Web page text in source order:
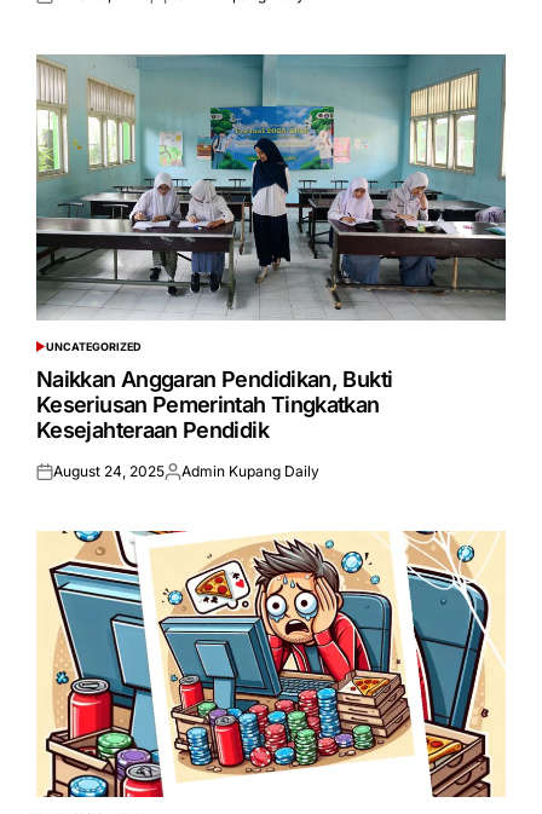
POSTED
IN
UNCATEGORIZED
Naikkan Anggaran Pendidikan, Bukti
Keseriusan Pemerintah Tingkatkan
Kesejahteraan Pendidik
Posted
August 24, 2025Posted
Admin Kupang Daily